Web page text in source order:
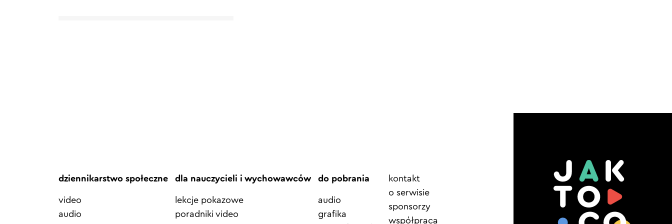
dziennikarstwo społeczne
video
audio
dla nauczycieli i wychowawców
lekcje pokazowe
poradniki video
do pobrania
audio
grafika
Element
menu
kontakt
o serwisie
sponsorzy
współpraca